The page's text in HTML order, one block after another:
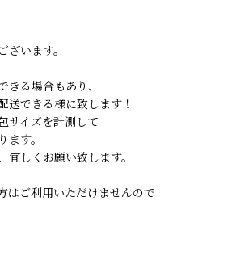
います。
る場合もあり、
送できる様に致します！
サイズを計測して
す。
しくお願い致します。
はご利用いただけませんので